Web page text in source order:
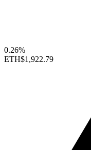
0.26%
ETH$1,922.79